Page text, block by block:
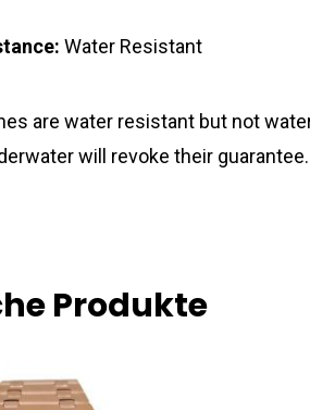
Water Resistant
are water resistant but not
will revoke their guarantee.
Produkte